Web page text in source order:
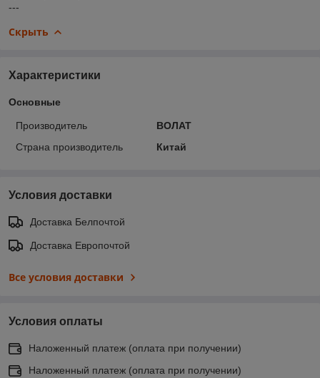
---
Скрыть
Характеристики
Основные
Производитель
ВОЛАТ
Страна производитель
Китай
Условия доставки
Доставка Белпочтой
Доставка Европочтой
Все условия доставки
Условия оплаты
Наложенный платеж (оплата при получении)
Наложенный платеж (оплата при получении)